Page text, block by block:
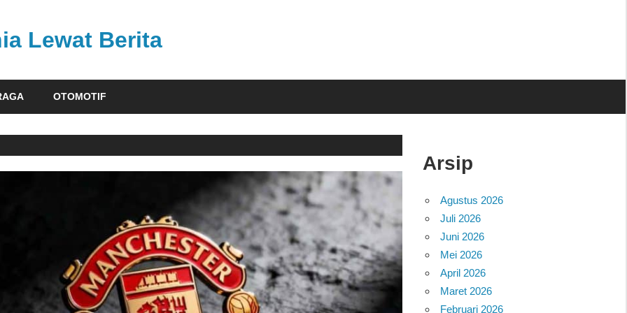
Lewat Berita
OTOMOTIF
Arsip
Agustus 2026
Juli 2026
Juni 2026
Mei 2026
April 2026
Maret 2026
Februari 2026